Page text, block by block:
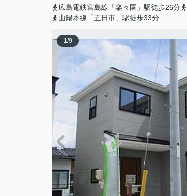
広島電鉄宮島線「楽々園」駅徒歩26分
山陽本線「五日市」駅徒歩33分
1/9